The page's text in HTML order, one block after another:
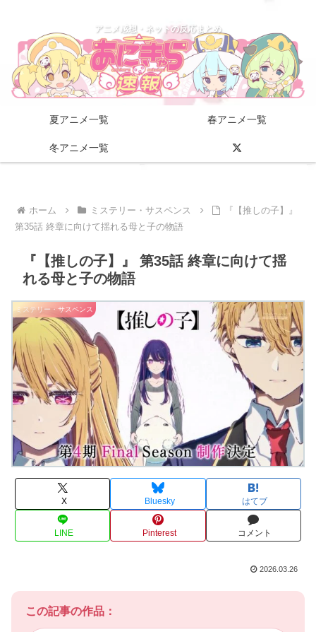
アニメ感想・ネットの反応まとめ
夏アニメ一覧 春アニメ一覧
冬アニメ一覧
ホーム ミステリー・サスペンス
『【推しの子】』
第35話 終章に向けて揺れる母と子の物語
『【推しの子】』 第35話 終章に向けて揺
れる母と子の物語
ミステリー・サスペンス
X Bluesky はてブ
LINE Pinterest コメント
2026.03.26
この記事の作品：